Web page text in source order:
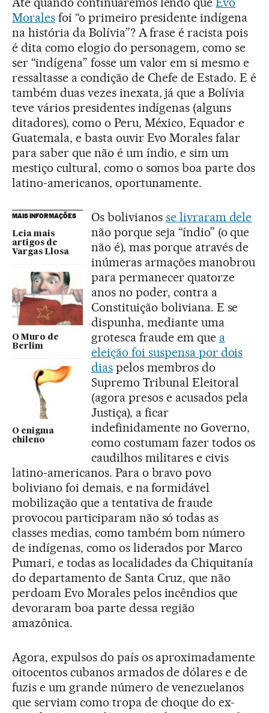
Moralesfoi “o primeiro presidente indígena
na história da Bolívia”? A frase é racista pois
é dita como elogio do personagem, como se
ser “indígena” fosse um valor em si mesmo e
ressaltasse a condição de Chefe de Estado. E é
também duas vezes inexata, já que a Bolívia
teve vários presidentes indígenas (alguns
ditadores), como o Peru, México, Equador e
Guatemala, e basta ouvir Evo Morales falar
para saber que não é um índio, e sim um
mestiço cultural, como o somos boa parte dos
latino-americanos, oportunamente.
MAIS INFORMAÇÕES
Leia mais
artigos de
Vargas Llosa
O Muro de
Berlim
O enigma
chileno
Os bolivianos se livraram dele
não porque seja “índio” (o que
não é), mas porque através de
inúmeras armações manobrou
para permanecer quatorze
anos no poder, contra a
Constituição boliviana. E se
dispunha, mediante uma
grotesca fraude em que a
eleição foi suspensa por dois
diaspelos membros do
Supremo Tribunal Eleitoral
(agora presos e acusados pela
Justiça), a ficar
indefinidamente no Governo,
como costumam fazer todos os
caudilhos militares e civis
latino-americanos. Para o bravo povo
boliviano foi demais, e na formidável
mobilização que a tentativa de fraude
provocou participaram não só todas as
classes medias, como também bom número
de indígenas, como os liderados por Marco
Pumari, e todas as localidades da Chiquitanía
do departamento de Santa Cruz, que não
perdoam Evo Morales pelos incêndios que
devoraram boa parte dessa região
amazônica.
Agora, expulsos do país os aproximadamente
oitocentos cubanos armados de dólares e de
fuzis e um grande número de venezuelanos
que serviam como tropa de choque do ex-